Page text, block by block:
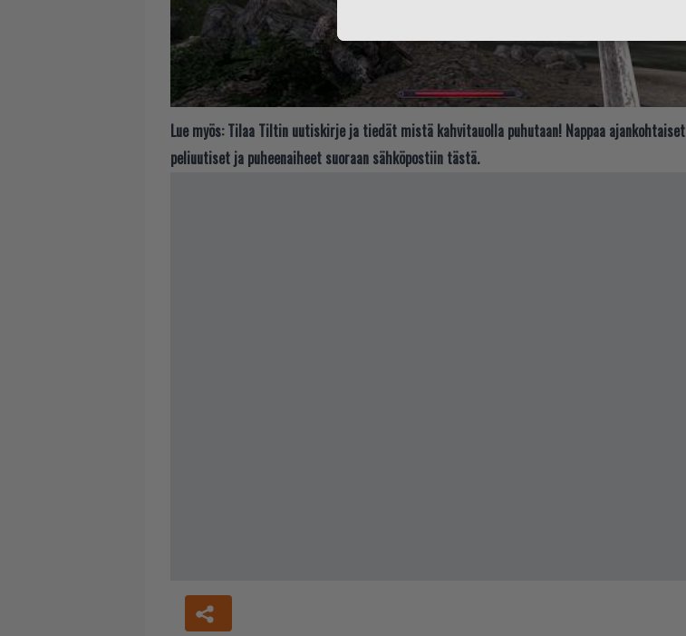
Lue myös: Tilaa Tiltin uutiskirje ja tiedät mistä kahvitauolla puhutaan! Nappaa ajankohtaiset
peliuutiset ja puheenaiheet suoraan sähköpostiin tästä.